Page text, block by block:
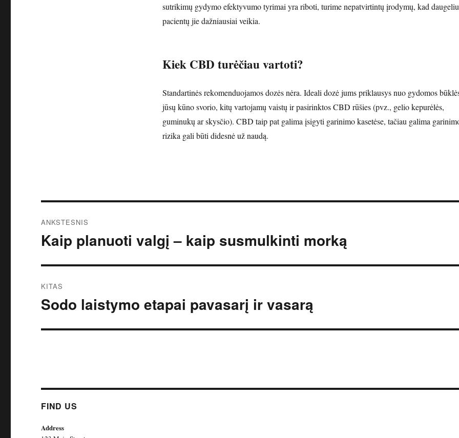
sutrikimų gydymo efektyvumo tyrimai yra riboti, turime nepatvirtintų įrodymų, kad
pacientų jie dažniausiai veikia.
Kiek CBD turėčiau vartoti?
Standartinės rekomenduojamos dozės nėra. Ideali dozė jums priklausys nuo gydomos
jūsų kūno svorio, kitų vartojamų vaistų ir pasirinktos CBD rūšies (pvz., gelio kepurėlės,
guminukų ar skysčio). CBD taip pat galima įsigyti garinimo kasetėse, tačiau galima
rizika gali būti didesnė už naudą.
tarp
ANKSTESNIS
Ankstesnis
įrašas:
Kaip planuoti valgį – kaip susmulkinti morką
KITAS
Kitas
Sodo laistymo etapai pavasarį ir vasarą
FIND US
Address